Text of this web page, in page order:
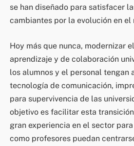
se han diseñado para satisfacer
cambiantes por la evolución en el
Hoy más que nunca, modernizar
aprendizaje y de colaboración
los alumnos y el personal tengan
tecnología de comunicación,
para supervivencia de las
objetivo es facilitar esta
gran experiencia en el sector
como profesores puedan